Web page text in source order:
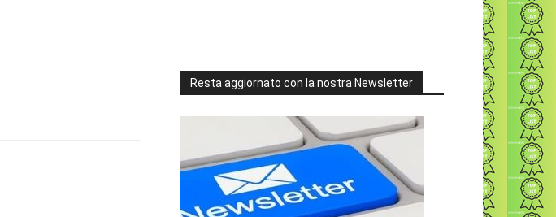
Resta aggiornato con la nostra Newsletter